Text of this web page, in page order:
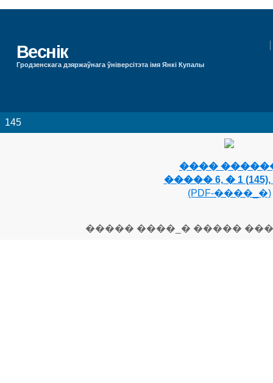
Веснік
Гродзенскага дзяржаўнага ўніверсітэта імя Янкі Купалы
145
����
����� 6, � 1 (145),
(PDF-����_�)
����� ����_� �����